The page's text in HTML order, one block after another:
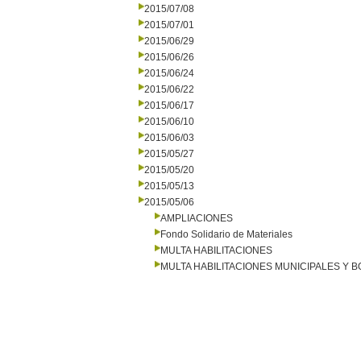
2015/07/08
2015/07/01
2015/06/29
2015/06/26
2015/06/24
2015/06/22
2015/06/17
2015/06/10
2015/06/03
2015/05/27
2015/05/20
2015/05/13
2015/05/06
AMPLIACIONES
Fondo Solidario de Materiales
MULTA HABILITACIONES
MULTA HABILITACIONES MUNICIPALES Y